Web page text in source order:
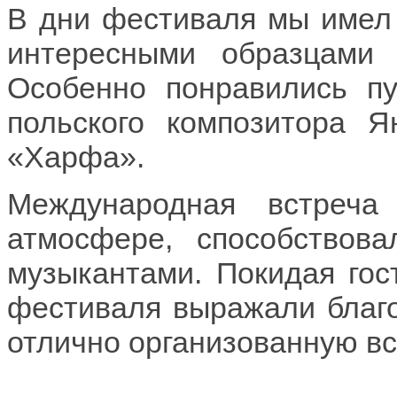
В дни фестиваля мы имел
интересными
Особенно понравились
польского композитора
«Харфа».
Международная
атмосфере,
музыкантами. Покидая
фестиваля выражали
отлично организованную